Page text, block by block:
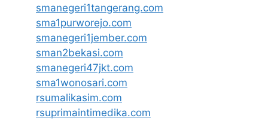
smanegeri1tangerang.com
sma1purworejo.com
smanegeri1jember.com
sman2bekasi.com
smanegeri47jkt.com
sma1wonosari.com
rsumalikasim.com
rsuprimaintimedika.com